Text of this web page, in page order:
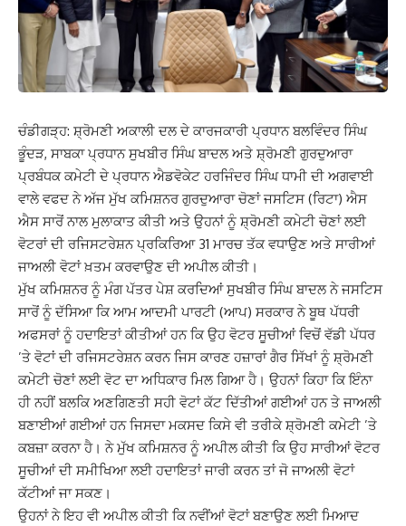
ਚੰਡੀਗੜ੍ਹ: ਸ਼੍ਰੋਮਣੀ ਅਕਾਲੀ ਦਲ ਦੇ ਕਾਰਜਕਾਰੀ ਪ੍ਰਧਾਨ ਬਲਵਿੰਦਰ ਸਿੰਘ
ਭੂੰਦੜ, ਸਾਬਕਾ ਪ੍ਰਧਾਨ ਸੁਖਬੀਰ ਸਿੰਘ ਬਾਦਲ ਅਤੇ ਸ਼੍ਰੋਮਣੀ ਗੁਰਦੁਆਰਾ
ਪ੍ਰਬੰਧਕ ਕਮੇਟੀ ਦੇ ਪ੍ਰਧਾਨ ਐਡਵੋਕੇਟ ਹਰਜਿੰਦਰ ਸਿੰਘ ਧਾਮੀ ਦੀ ਅਗਵਾਈ
ਵਾਲੇ ਵਫਦ ਨੇ ਅੱਜ ਮੁੱਖ ਕਮਿਸ਼ਨਰ ਗੁਰਦੁਆਰਾ ਚੋਣਾਂ ਜਸਟਿਸ (ਰਿਟਾ) ਐਸ
ਐਸ ਸਾਰੋਂ ਨਾਲ ਮੁਲਾਕਾਤ ਕੀਤੀ ਅਤੇ ਉਹਨਾਂ ਨੂੰ ਸ਼੍ਰੋਮਣੀ ਕਮੇਟੀ ਚੋਣਾਂ ਲਈ
ਵੋਟਰਾਂ ਦੀ ਰਜਿਸਟਰੇਸ਼ਨ ਪ੍ਰਕਿਰਿਆ 31 ਮਾਰਚ ਤੱਕ ਵਧਾਉਣ ਅਤੇ ਸਾਰੀਆਂ
ਜਾਅਲੀ ਵੋਟਾਂ ਖ਼ਤਮ ਕਰਵਾਉਣ ਦੀ ਅਪੀਲ ਕੀਤੀ।
ਮੁੱਖ ਕਮਿਸ਼ਨਰ ਨੂੰ ਮੰਗ ਪੱਤਰ ਪੇਸ਼ ਕਰਦਿਆਂ ਸੁਖਬੀਰ ਸਿੰਘ ਬਾਦਲ ਨੇ ਜਸਟਿਸ
ਸਾਰੋਂ ਨੂੰ ਦੱਸਿਆ ਕਿ ਆਮ ਆਦਮੀ ਪਾਰਟੀ (ਆਪ) ਸਰਕਾਰ ਨੇ ਬੂਥ ਪੱਧਰੀ
ਅਫਸਰਾਂ ਨੂੰ ਹਦਾਇਤਾਂ ਕੀਤੀਆਂ ਹਨ ਕਿ ਉਹ ਵੋਟਰ ਸੂਚੀਆਂ ਵਿਚੋਂ ਵੱਡੀ ਪੱਧਰ
’ਤੇ ਵੋਟਾਂ ਦੀ ਰਜਿਸਟਰੇਸ਼ਨ ਕਰਨ ਜਿਸ ਕਾਰਣ ਹਜ਼ਾਰਾਂ ਗੈਰ ਸਿੱਖਾਂ ਨੂੰ ਸ਼੍ਰੋਮਣੀ
ਕਮੇਟੀ ਚੋਣਾਂ ਲਈ ਵੋਟ ਦਾ ਅਧਿਕਾਰ ਮਿਲ ਗਿਆ ਹੈ। ਉਹਨਾਂ ਕਿਹਾ ਕਿ ਇੰਨਾ
ਹੀ ਨਹੀਂ ਬਲਕਿ ਅਣਗਿਣਤੀ ਸਹੀ ਵੋਟਾਂ ਕੱਟ ਦਿੱਤੀਆਂ ਗਈਆਂ ਹਨ ਤੇ ਜਾਅਲੀ
ਬਣਾਈਆਂ ਗਈਆਂ ਹਨ ਜਿਸਦਾ ਮਕਸਦ ਕਿਸੇ ਵੀ ਤਰੀਕੇ ਸ਼੍ਰੋਮਣੀ ਕਮੇਟੀ ’ਤੇ
ਕਬਜ਼ਾ ਕਰਨਾ ਹੈ। ਨੇ ਮੁੱਖ ਕਮਿਸ਼ਨਰ ਨੂੰ ਅਪੀਲ ਕੀਤੀ ਕਿ ਉਹ ਸਾਰੀਆਂ ਵੋਟਰ
ਸੂਚੀਆਂ ਦੀ ਸਮੀਖਿਆ ਲਈ ਹਦਾਇਤਾਂ ਜਾਰੀ ਕਰਨ ਤਾਂ ਜੋ ਜਾਅਲੀ ਵੋਟਾਂ
ਕੱਟੀਆਂ ਜਾ ਸਕਣ।
ਉਹਨਾਂ ਨੇ ਇਹ ਵੀ ਅਪੀਲ ਕੀਤੀ ਕਿ ਨਵੀਂਆਂ ਵੋਟਾਂ ਬਣਾਉਣ ਲਈ ਮਿਆਦ